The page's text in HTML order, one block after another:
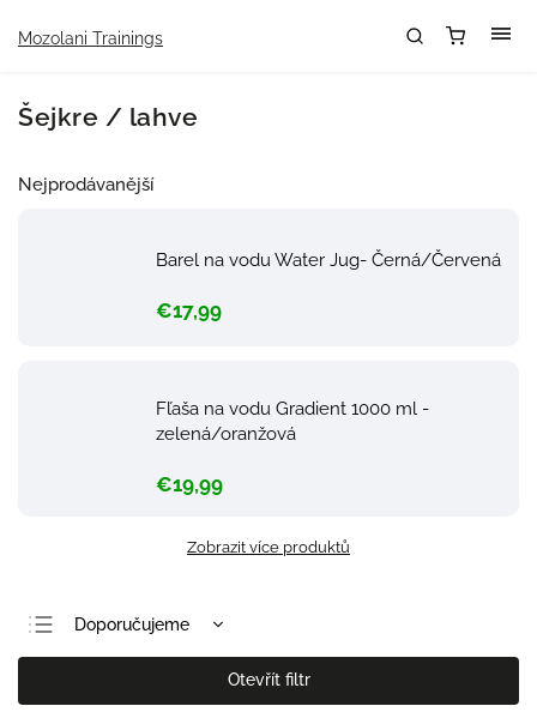
Mozolani Trainings
Šejkre / lahve
Nejprodávanější
Barel na vodu Water Jug- Černá/Červená
€17,99
Fľaša na vodu Gradient 1000 ml -
zelená/oranžová
€19,99
Zobrazit více produktů
Doporučujeme
Nejlevnější
Nejdražší
Otevřít filtr